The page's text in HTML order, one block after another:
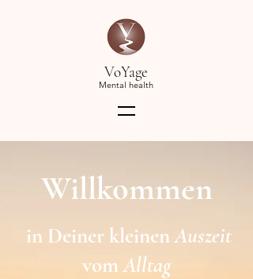
VoYage
Mental health
Willkommen
in Deiner kleinenAuszeit
vomAlltag